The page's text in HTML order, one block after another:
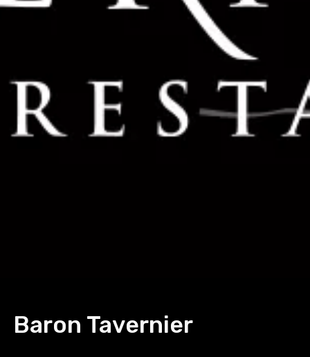
Baron Tavernier